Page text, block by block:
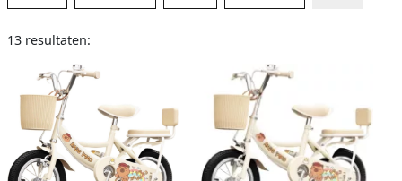
13 resultaten: